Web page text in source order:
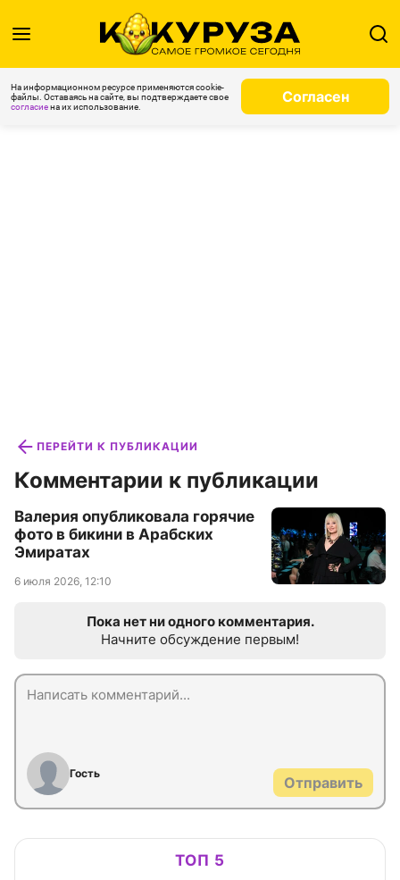
На информационном ресурсе применяются cookie-
файлы. Оставаясь на сайте, вы подтверждаете свое
согласиена их использование.
Согласен
ПЕРЕЙТИ К ПУБЛИКАЦИИ
Комментарии к публикации
Валерия опубликовала горячие
фото в бикини в Арабских
Эмиратах
6 июля 2026, 12:10
Пока нет ни одного комментария.
Начните обсуждение первым!
Гость
Отправить
ТОП 5